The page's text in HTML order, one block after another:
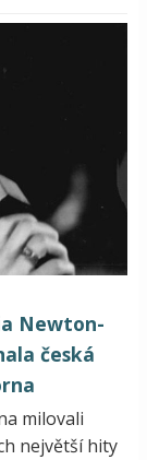
Newton-
česká
milovali
největší hity